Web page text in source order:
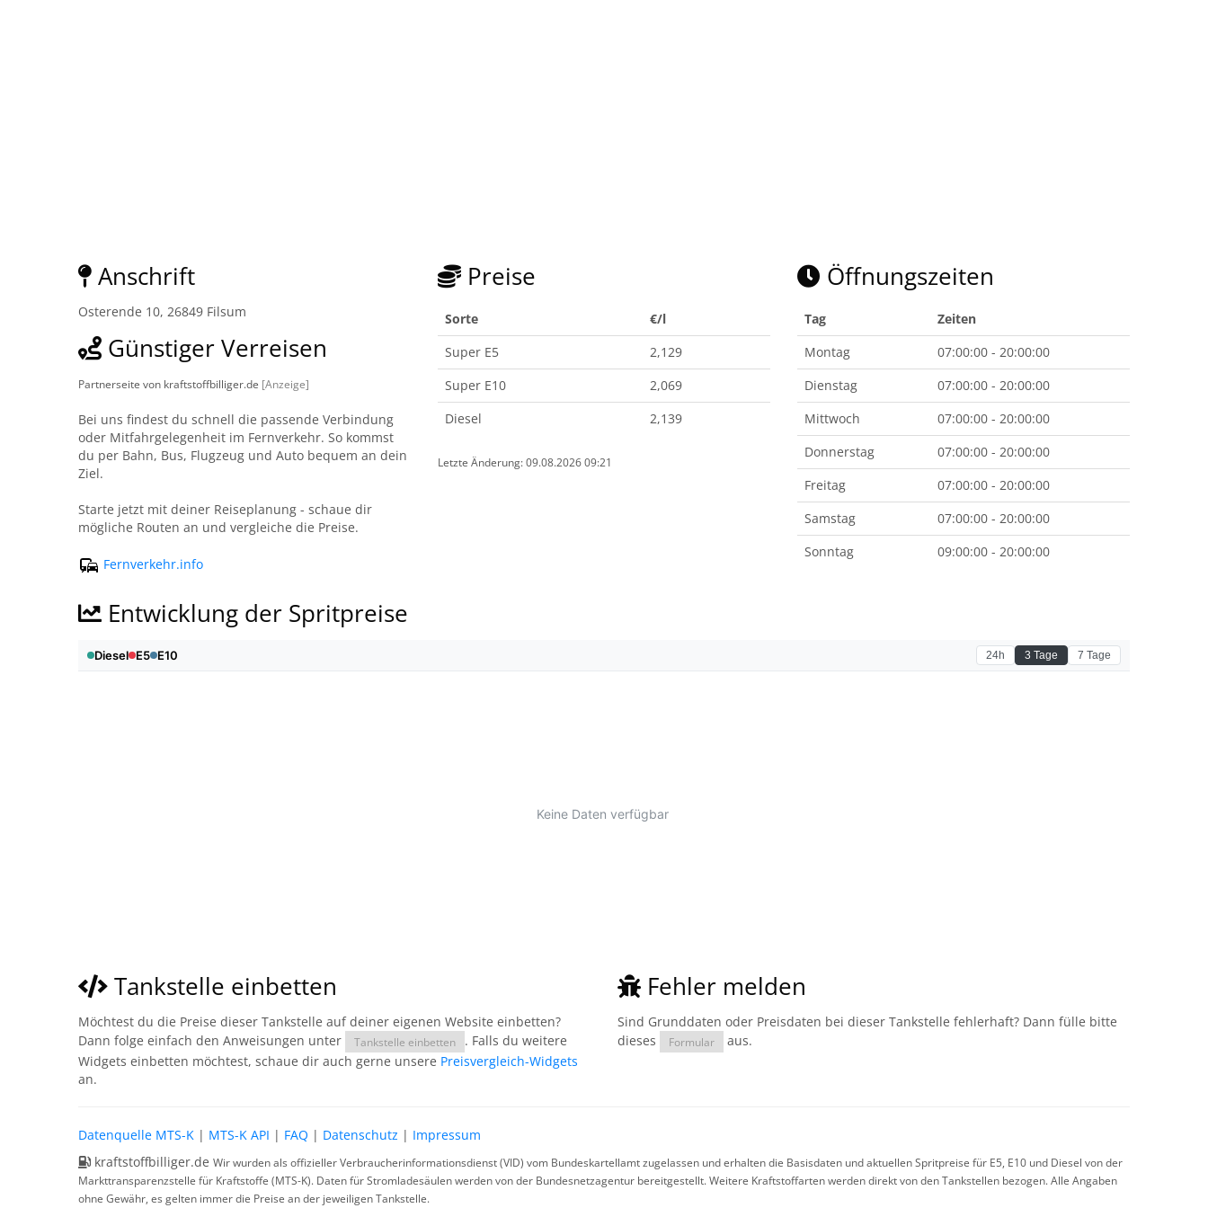
Anschrift
Osterende 10, 26849 Filsum
Günstiger Verreisen
Partnerseite von kraftstoffbilliger.de [Anzeige]
Bei uns findest du schnell die passende Verbindung
oder Mitfahrgelegenheit im Fernverkehr. So kommst
du per Bahn, Bus, Flugzeug und Auto bequem an dein
Ziel.
Starte jetzt mit deiner Reiseplanung - schaue dir
mögliche Routen an und vergleiche die Preise.
Fernverkehr.info
Preise
Sorte
€/l
Super E5
2,129
Super E10
2,069
Diesel
2,139
Letzte Änderung: 09.08.2026 09:21
Öffnungszeiten
Tag
Zeiten
Montag
07:00:00 - 20:00:00
Dienstag
07:00:00 - 20:00:00
Mittwoch
07:00:00 - 20:00:00
Donnerstag
07:00:00 - 20:00:00
Freitag
07:00:00 - 20:00:00
Samstag
07:00:00 - 20:00:00
Sonntag
09:00:00 - 20:00:00
Entwicklung der Spritpreise
Tankstelle einbetten
Möchtest du die Preise dieser Tankstelle auf deiner eigenen Website einbetten?
Dann folge einfach den Anweisungen unter
Tankstelle einbetten
. Falls du weitere
Widgets einbetten möchtest, schaue dir auch gerne unsere Preisvergleich-Widgets
an.
Fehler melden
Sind Grunddaten oder Preisdaten bei dieser Tankstelle fehlerhaft? Dann fülle bitte
dieses
Formular aus.
Datenquelle MTS-K | MTS-K API | FAQ | Datenschutz | Impressum
kraftstoffbilliger.de Wir wurden als offizieller Verbraucherinformationsdienst (VID) vom Bundeskartellamt zugelassen und erhalten die Basisdaten und aktuellen Spritpreise für E5, E10 und Diesel von der
Markttransparenzstelle für Kraftstoffe (MTS-K). Daten für Stromladesäulen werden von der Bundesnetzagentur bereitgestellt. Weitere Kraftstoffarten werden direkt von den Tankstellen bezogen. Alle Angaben
ohne Gewähr, es gelten immer die Preise an der jeweiligen Tankstelle.